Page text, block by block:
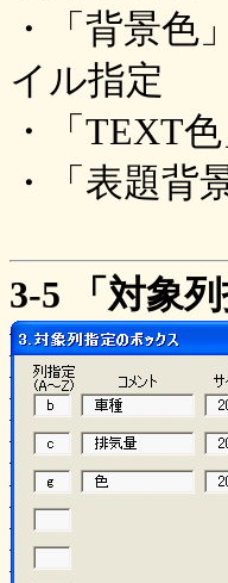
・「背景
イル指定
・「TEXT
・「表題
3-5 「対象